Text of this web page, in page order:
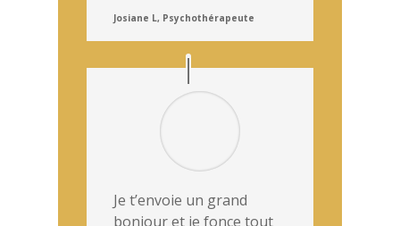
Josiane L, Psychothérapeute
Je t’envoie un grand
bonjour et je fonce tout